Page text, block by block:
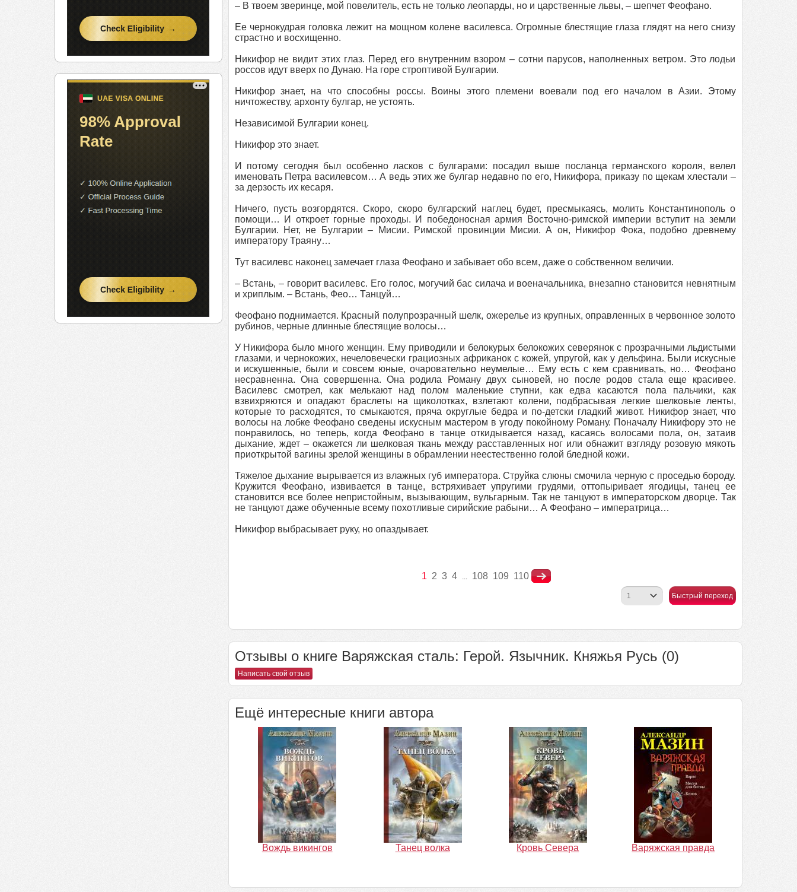
– В твоем зверинце, мой повелитель, есть не только леопарды, но и царственные львы, – шепчет Феофано.
Ее чернокудрая головка лежит на мощном колене василевса. Огромные блестящие глаза глядят на него снизу
страстно и восхищенно.
Никифор не видит этих глаз. Перед его внутренним взором – сотни парусов, наполненных ветром. Это лодьи
россов идут вверх по Дунаю. На горе строптивой Булгарии.
Никифор знает, на что способны россы. Воины этого племени воевали под его началом в Азии. Этому
ничтожеству, архонту булгар, не устоять.
Независимой Булгарии конец.
Никифор это знает.
И потому сегодня был особенно ласков с булгарами: посадил выше посланца германского короля, велел
именовать Петра василевсом… А ведь этих же булгар недавно по его, Никифора, приказу по щекам хлестали –
за дерзость их кесаря.
Ничего, пусть возгордятся. Скоро, скоро булгарский наглец будет, пресмыкаясь, молить Константинополь о
помощи… И откроет горные проходы. И победоносная армия Восточно-римской империи вступит на земли
Булгарии. Нет, не Булгарии – Мисии. Римской провинции Мисии. А он, Никифор Фока, подобно древнему
императору Траяну…
Тут василевс наконец замечает глаза Феофано и забывает обо всем, даже о собственном величии.
– Встань, – говорит василевс. Его голос, могучий бас силача и военачальника, внезапно становится невнятным
и хриплым. – Встань, Фео… Танцуй…
Феофано поднимается. Красный полупрозрачный шелк, ожерелье из крупных, оправленных в червонное золото
рубинов, черные длинные блестящие волосы…
У Никифора было много женщин. Ему приводили и белокурых белокожих северянок с прозрачными льдистыми
глазами, и чернокожих, нечеловечески грациозных африканок с кожей, упругой, как у дельфина. Были искусные
и искушенные, были и совсем юные, очаровательно неумелые… Ему есть с кем сравнивать, но… Феофано
несравненна. Она совершенна. Она родила Роману двух сыновей, но после родов стала еще красивее.
Василевс смотрел, как мелькают над полом маленькие ступни, как едва касаются пола пальчики, как
взвихряются и опадают браслеты на щиколотках, взлетают колени, подбрасывая легкие шелковые ленты,
которые то расходятся, то смыкаются, пряча округлые бедра и по-детски гладкий живот. Никифор знает, что
волосы на лобке Феофано сведены искусным мастером в угоду покойному Роману. Поначалу Никифору это не
понравилось, но теперь, когда Феофано в танце откидывается назад, касаясь волосами пола, он, затаив
дыхание, ждет – окажется ли шелковая ткань между расставленных ног или обнажит взгляду розовую мякоть
приоткрытой вагины зрелой женщины в обрамлении неестественно голой бледной кожи.
Тяжелое дыхание вырывается из влажных губ императора. Струйка слюны смочила черную с проседью бороду.
Кружится Феофано, извивается в танце, встряхивает упругими грудями, оттопыривает ягодицы, танец ее
становится все более непристойным, вызывающим, вульгарным. Так не танцуют в императорском дворце. Так
не танцуют даже обученные всему похотливые сирийские рабыни… А Феофано – императрица…
Никифор выбрасывает руку, но опаздывает.
1 2 3 4 ... 108 109 110
Быстрый переход
Отзывы о книге Варяжская сталь: Герой. Язычник. Княжья Русь (0)
Написать свой отзыв
Ещё интересные книги автора
Вождь викингов Танец волка Кровь Севера Варяжская правда